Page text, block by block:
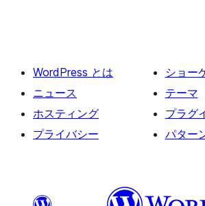
WordPress とは
ニュース
ホスティング
プライバシー
ショー
テーマ
プラグ
パター